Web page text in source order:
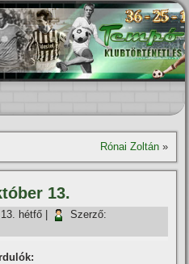
Rónai Zoltán»
13.
hétfő
Szerző: